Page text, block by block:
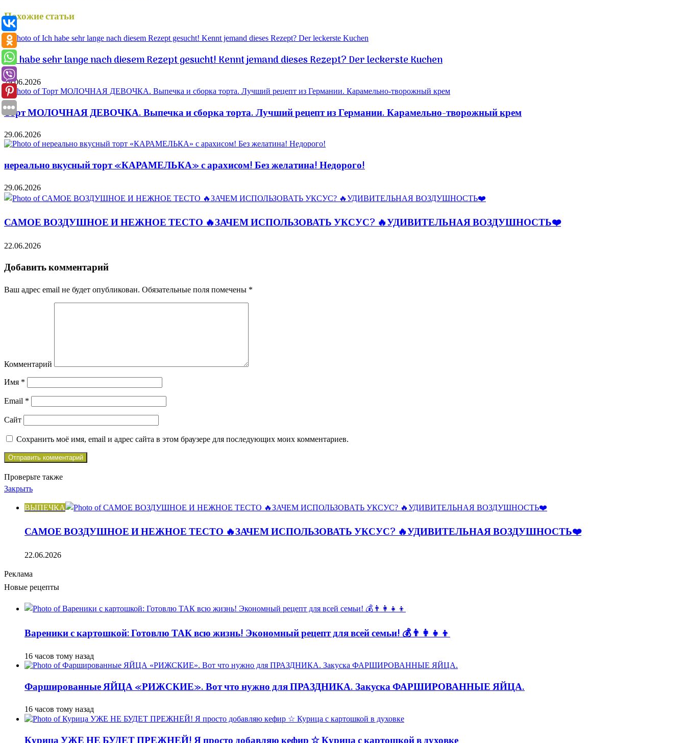
Похожие статьи
Ich habe sehr lange nach diesem Rezept gesucht! Kennt jemand dieses Rezept? Der leckerste Kuchen
29.06.2026
Торт МОЛОЧНАЯ ДЕВОЧКА. Выпечка и сборка торта. Лучший рецепт из Германии. Карамельно-творожный крем
29.06.2026
нереально вкусный торт «КАРАМЕЛЬКА» с арахисом! Без желатина! Недорого!
29.06.2026
САМОЕ ВОЗДУШНОЕ И НЕЖНОЕ ТЕСТО 🔥ЗАЧЕМ ИСПОЛЬЗОВАТЬ УКСУС? 🔥УДИВИТЕЛЬНАЯ ВОЗДУШНОСТЬ❤️
22.06.2026
Добавить комментарий
Ваш адрес email не будет опубликован. Обязательные поля помечены *
Комментарий
Имя *
Email *
Сайт
Сохранить моё имя, email и адрес сайта в этом браузере для последующих моих комментариев.
Проверьте также
Закрыть
ВЫПЕЧКА
САМОЕ ВОЗДУШНОЕ И НЕЖНОЕ ТЕСТО 🔥ЗАЧЕМ ИСПОЛЬЗОВАТЬ УКСУС? 🔥УДИВИТЕЛЬНАЯ ВОЗДУШНОСТЬ❤️
22.06.2026
Реклама
Новые рецепты
Вареники с картошкой: Готовлю ТАК всю жизнь! Экономный рецепт для всей семьи! 💰👨👩👧👦
16 часов тому назад
Фаршированные ЯЙЦА «РИЖСКИЕ». Вот что нужно для ПРАЗДНИКА. Закуска ФАРШИРОВАННЫЕ ЯЙЦА.
16 часов тому назад